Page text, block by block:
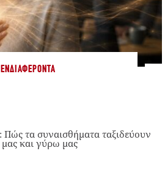
ΕΝΔΙΑΦΈΡΟΝΤΑ
Πώς τα συναισθήματα ταξιδεύουν
μας και γύρω μας